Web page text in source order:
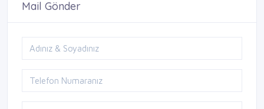
Mail Gönder